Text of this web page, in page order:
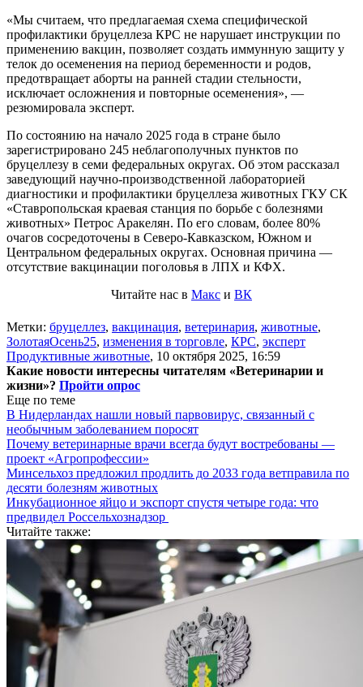
«Мы считаем, что предлагаемая схема специфической
профилактики бруцеллеза КРС не нарушает инструкции по
применению вакцин, позволяет создать иммунную защиту у
телок до осеменения на период беременности и родов,
предотвращает аборты на ранней стадии стельности,
исключает осложнения и повторные осеменения», —
резюмировала эксперт.
По состоянию на начало 2025 года в стране было
зарегистрировано 245 неблагополучных пунктов по
бруцеллезу в семи федеральных округах. Об этом рассказал
заведующий научно-производственной лабораторией
диагностики и профилактики бруцеллеза животных ГКУ СК
«Ставропольская краевая станция по борьбе с болезнями
животных» Петрос Аракелян. По его словам, более 80%
очагов сосредоточены в Северо-Кавказском, Южном и
Центральном федеральных округах. Основная причина —
отсутствие вакцинации поголовья в ЛПХ и КФХ.
Читайте нас в Макс и ВК
Метки: бруцеллез, вакцинация, ветеринария, животные,
ЗолотаяОсень25, изменения в торговле, КРС, эксперт
Продуктивные животные, 10 октября 2025, 16:59
Какие новости интересны читателям «Ветеринарии и
жизни»? Пройти опрос
Еще по теме
В Нидерландах нашли новый парвовирус, связанный с
необычным заболеванием поросят
Почему ветеринарные врачи всегда будут востребованы —
проект «Агропрофессии»
Минсельхоз предложил продлить до 2033 года ветправила по
десяти болезням животных
Инкубационное яйцо и экспорт спустя четыре года: что
предвидел Россельхознадзор
Читайте также: